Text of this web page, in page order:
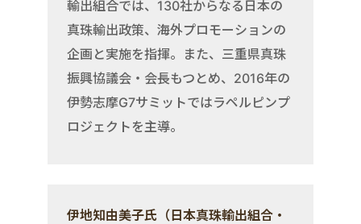
輸出組合では、130社からなる日本の
真珠輸出政策、海外プロモーションの
企画と実施を指揮。また、三重県真珠
振興協議会・会長もつとめ、2016年の
伊勢志摩G7サミットではラペルピンプ
ロジェクトを主導。
伊地知由美子氏（日本真珠輸出組合・